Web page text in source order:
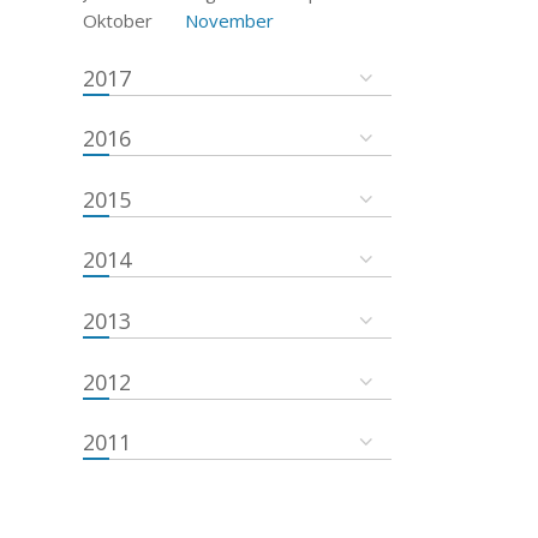
Oktober
November
2017
2016
2015
2014
2013
2012
2011